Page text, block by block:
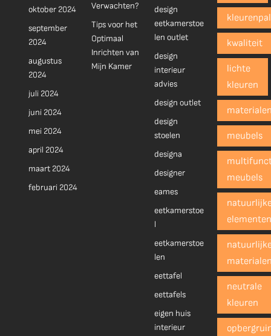
oktober 2024
september
2024
augustus
2024
juli 2024
juni 2024
mei 2024
april 2024
maart 2024
februari 2024
Verwachten?
Tips voor het
Optimaal
Inrichten van
Mijn Kamer
design
eetkamerstoe
len outlet
design
interieur
advies
design outlet
design
stoelen
designa
designer
eames
eetkamerstoe
l
eetkamerstoe
len
eettafel
eettafels
eigen huis
interieur
kwaliteit
lichte
kleuren
meubels
meubels
neutrale
kleuren